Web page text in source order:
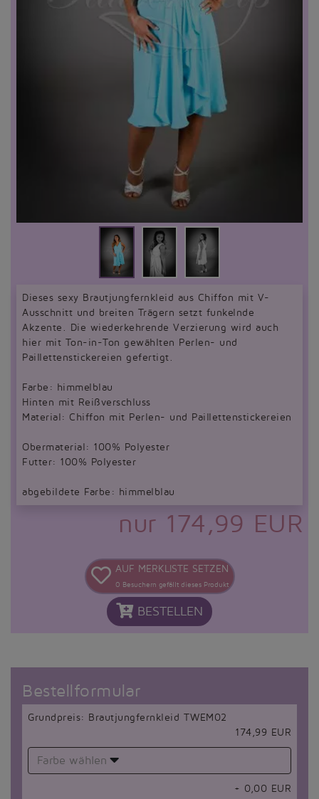
Dieses sexy Brautjungfernkleid aus Chiffon mit V-
Ausschnitt und breiten Trägern setzt funkelnde
Akzente. Die wiederkehrende Verzierung wird auch
hier mit Ton-in-Ton gewählten Perlen- und
Paillettenstickereien gefertigt.
Farbe: himmelblau
Hinten mit Reißverschluss
Material: Chiffon mit Perlen- und Paillettenstickereien
Obermaterial: 100% Polyester
Futter: 100% Polyester
abgebildete Farbe: himmelblau
nur 174,99 EUR
AUF MERKLISTE SETZEN
0 Besuchern gefällt dieses Produkt
BESTELLEN
Bestellformular
Grundpreis: Brautjungfernkleid TWEM02
174,99 EUR
Farbe wählen
+ 0,00 EUR